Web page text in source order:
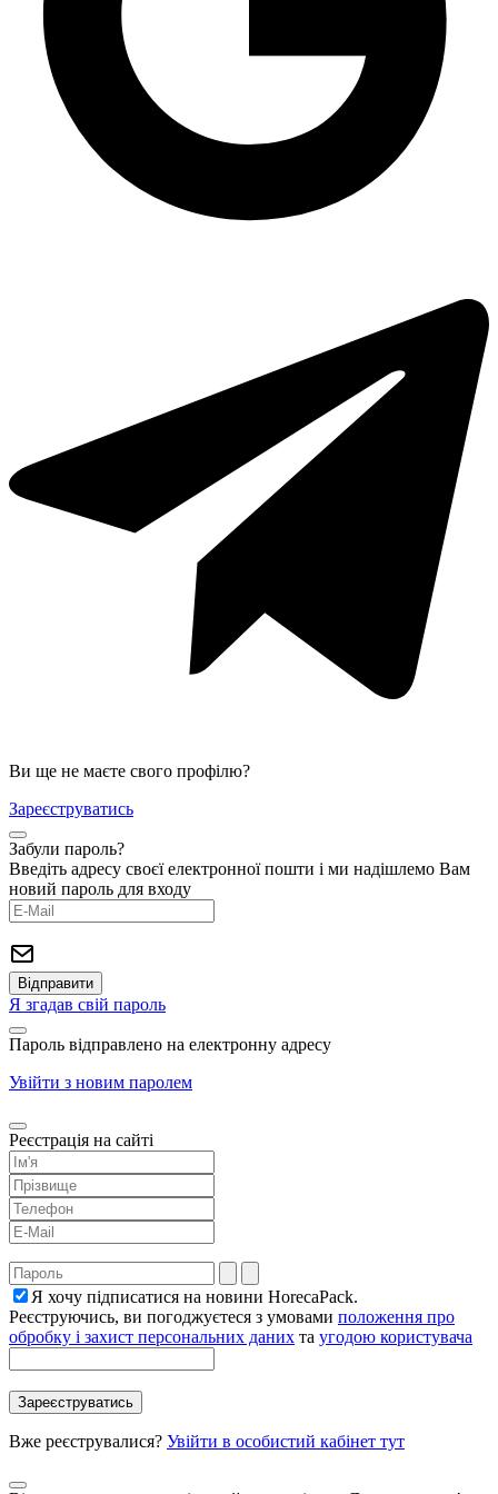
Миючі засоби та побутова хімія
Стакани пластикові купити київ
Прозорий пластиковий стакан
Контейнер для гарнірів щільний ПП-118 на 500 мл РОЗДРІБ (можливість
запаювання), 100шт/уп
Ви ще не маєте свого профілю?
Зареєструватись
Забули пароль?
Введіть адресу своєї електронної пошти і ми надішлемо Вам
новий пароль для входу
Я згадав свій пароль
Пароль відправлено на електронну адресу
Увійти з новим паролем
Реєстрація на сайті
Я хочу підписатися на новини HorecaPack.
Реєструючись, ви погоджуєтеся з умовами положення про
обробку і захист персональних даних та угодою користувача
Вже реєструвалися? Увійти в особистий кабінет тут